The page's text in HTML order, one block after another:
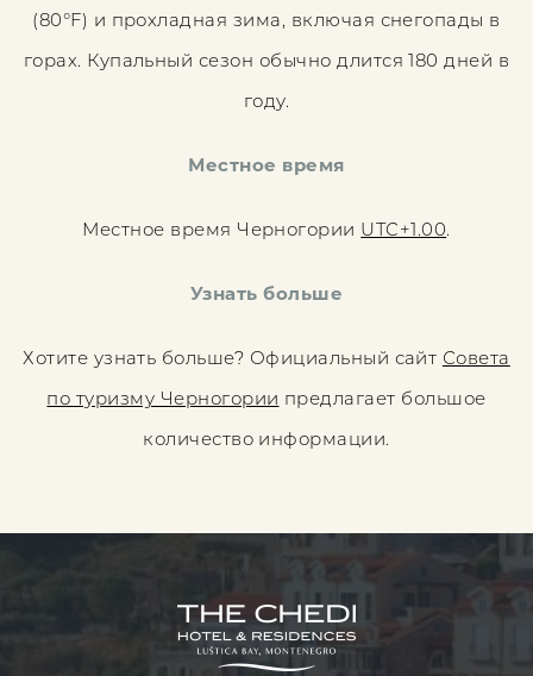
(80°F) и прохладная зима, включая снегопады в
горах. Купальный сезон обычно длится 180 дней в
году.
Местное время
Местное время Черногории UTC+1.00.
Узнать больше
Хотите узнать больше? Официальный сайт Совета
по туризму Черногории предлагает большое
количество информации.